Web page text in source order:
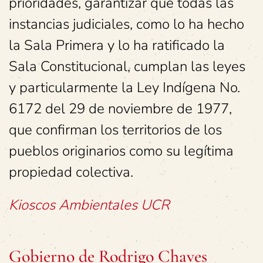
instancias judiciales, como lo ha hecho
la Sala Primera y lo ha ratificado la
Sala Constitucional, cumplan las leyes
y particularmente la Ley Indígena No.
6172 del 29 de noviembre de 1977,
que confirman los territorios de los
pueblos originarios como su legítima
propiedad colectiva.
Kioscos Ambientales UCR
Gobierno de Rodrigo Chaves